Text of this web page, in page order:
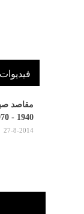
مقاصد
1940 - 1970
27-8-2014